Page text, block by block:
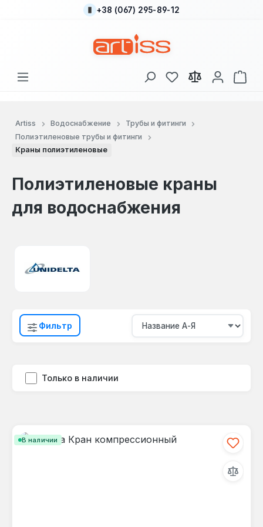
Перейти к основному содержанию
+38 (067) 295-89-12
У вас есть товары
В
Artiss Водоснабжение
Трубы и фитинги
Полиэтиленовые трубы и фитинги
Краны полиэтиленовые
Полиэтиленовые краны
для водоснабжения
Фильтр
Только в наличии
В наличии